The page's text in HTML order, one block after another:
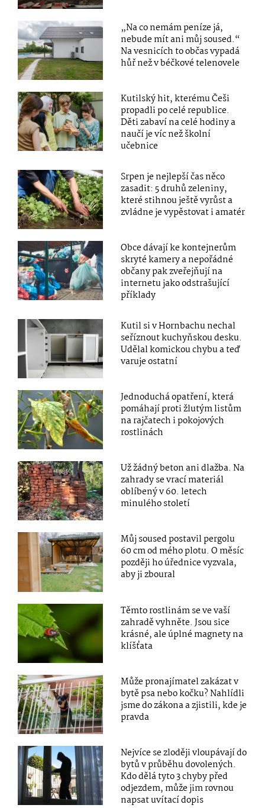
„Na co nemám peníze já,
nebude mít ani můj soused.“
Na vesnicích to občas vypadá
hůř než v béčkové telenovele
Kutilský hit, kterému Češi
propadli po celé republice.
Děti zabaví na celé hodiny a
naučí je víc než školní
učebnice
Srpen je nejlepší čas něco
zasadit: 5 druhů zeleniny,
které stihnou ještě vyrůst a
zvládne je vypěstovat i amatér
Obce dávají ke kontejnerům
skryté kamery a nepořádné
občany pak zveřejňují na
internetu jako odstrašující
příklady
Kutil si v Hornbachu nechal
seříznout kuchyňskou desku.
Udělal komickou chybu a teď
varuje ostatní
Jednoduchá opatření, která
pomáhají proti žlutým listům
na rajčatech i pokojových
rostlinách
Už žádný beton ani dlažba. Na
zahrady se vrací materiál
oblíbený v 60. letech
minulého století
Můj soused postavil pergolu
60 cm od mého plotu. O měsíc
později ho úřednice vyzvala,
aby ji zboural
Těmto rostlinám se ve vaší
zahradě vyhněte. Jsou sice
krásné, ale úplné magnety na
klíšťata
Může pronajímatel zakázat v
bytě psa nebo kočku? Nahlídli
jsme do zákona a zjistili, kde je
pravda
Nejvíce se zloději vloupávají do
bytů v průběhu dovolených.
Kdo dělá tyto 3 chyby před
odjezdem, může jim rovnou
napsat uvítací dopis